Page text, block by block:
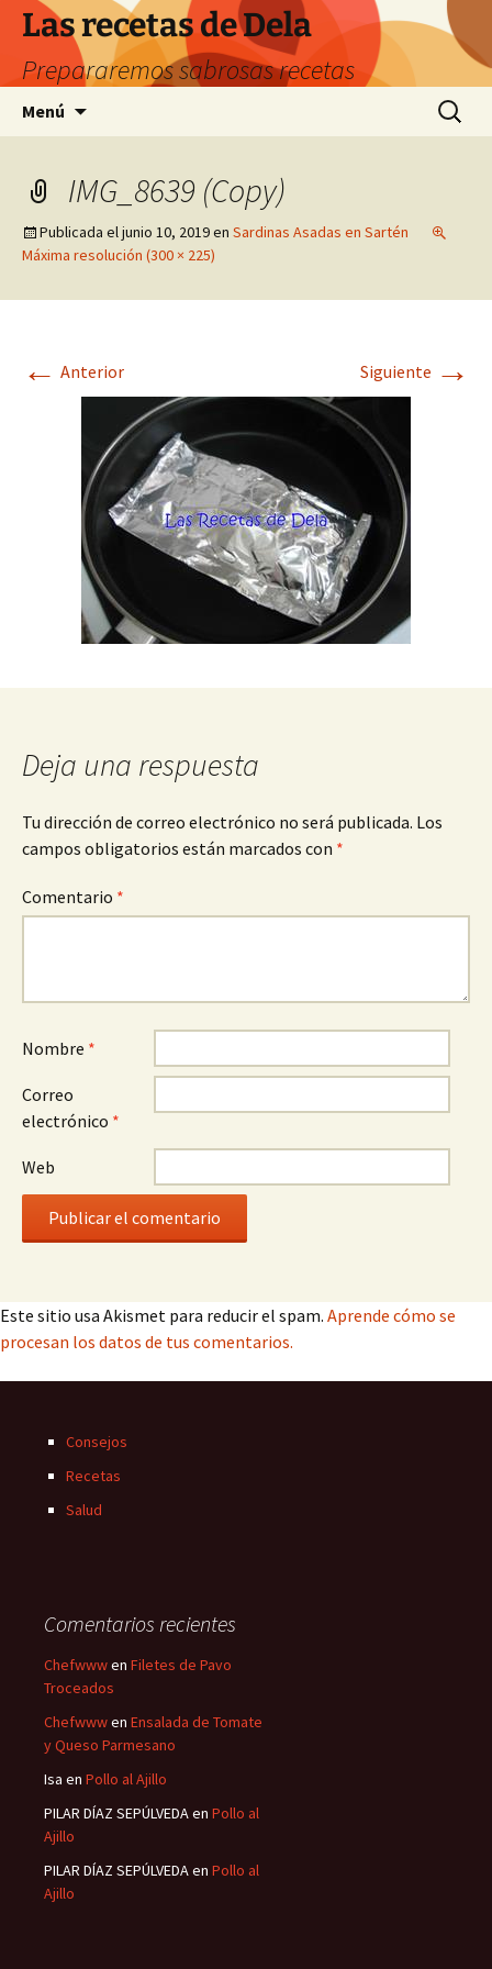
Saltar
contenido
Las recetas de Dela
Prepararemos sabrosas recetas
Menú Buscar:
IMG_8639 (Copy)
Publicada eljunio 10, 2019en Sardinas Asadas en Sartén
Máxima resolución (300 × 225)
← Anterior Siguiente →
Deja una respuesta
Tu dirección de correo electrónico no será publicada. Los
campos obligatorios están marcados con *
Comentario *
Nombre *
Correo
electrónico *
Web
Este sitio usa Akismet para reducir el spam. Aprende cómo se
procesan los datos de tus comentarios.
Consejos
Recetas
Salud
Comentarios recientes
Chefwwwen Filetes de Pavo
Troceados
Chefwwwen Ensalada de Tomate
y Queso Parmesano
Isa en Pollo al Ajillo
PILAR DÍAZ SEPÚLVEDAen Pollo al
Ajillo
PILAR DÍAZ SEPÚLVEDAen Pollo al
Ajillo